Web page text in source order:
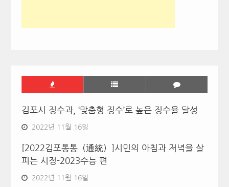
김포시 징수과, ‘맞춤형 징수’로 높은 징수율 달성
2022년 11월 16일
[2022김포통통（通統）]시민의 아침과 저녁을 살
피는 시정-2023수능 편
2022년 11월 16일